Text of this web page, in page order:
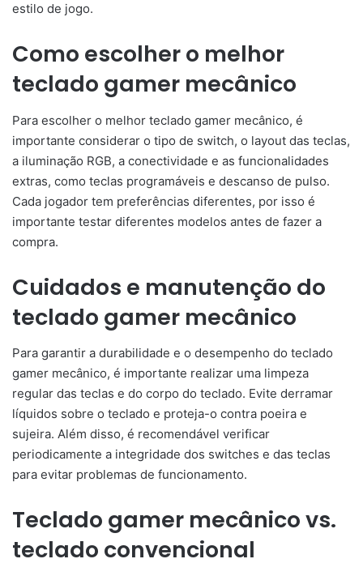
estilo de jogo.
Como escolher o melhor
teclado gamer mecânico
Para escolher o melhor teclado gamer mecânico, é
importante considerar o tipo de switch, o layout das teclas,
a iluminação RGB, a conectividade e as funcionalidades
extras, como teclas programáveis e descanso de pulso.
Cada jogador tem preferências diferentes, por isso é
importante testar diferentes modelos antes de fazer a
compra.
Cuidados e manutenção do
teclado gamer mecânico
Para garantir a durabilidade e o desempenho do teclado
gamer mecânico, é importante realizar uma limpeza
regular das teclas e do corpo do teclado. Evite derramar
líquidos sobre o teclado e proteja-o contra poeira e
sujeira. Além disso, é recomendável verificar
periodicamente a integridade dos switches e das teclas
para evitar problemas de funcionamento.
Teclado gamer mecânico vs.
teclado convencional